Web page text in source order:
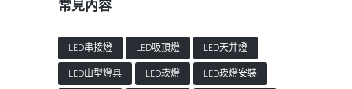
常見內容
LED串接燈 LED吸頂燈
LED天井燈
LED山型燈具
LED崁燈
LED崁燈安裝